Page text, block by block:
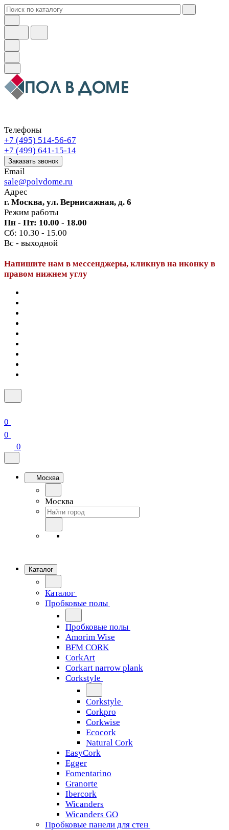
Телефоны
+7 (495) 514-56-67
+7 (499) 641-15-14
Заказать звонок
Email
sale@polvdome.ru
Адрес
г. Москва, ул. Вернисажная, д. 6
Режим работы
Пн - Пт: 10.00 - 18.00
Сб: 10.30 - 15.00
Вс - выходной
Напишите нам в мессенджеры, кликнув на иконку в
правом нижнем углу
0
0
0
Москва
Москва
Каталог
Каталог
Пробковые полы
Пробковые полы
Amorim Wise
BFM CORK
CorkArt
Corkart narrow plank
Corkstyle
Corkstyle
Corkpro
Corkwise
Ecocork
Natural Cork
EasyCork
Egger
Fomentarino
Granorte
Ibercork
Wicanders
Wicanders GO
Пробковые панели для стен